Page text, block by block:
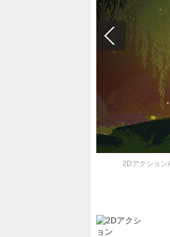
2Dアクション